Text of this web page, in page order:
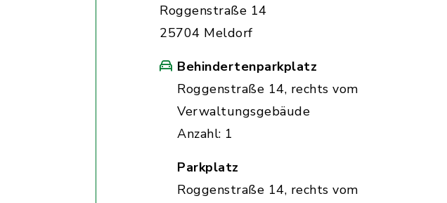
Roggenstraße 14
25704 Meldorf
Behindertenparkplatz
Roggenstraße 14, rechts vom
Verwaltungsgebäude
Anzahl: 1
Parkplatz
Roggenstraße 14, rechts vom